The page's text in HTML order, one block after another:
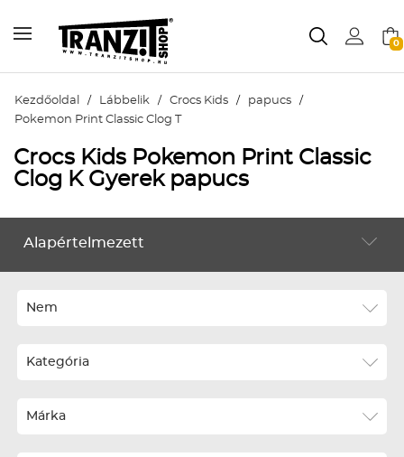
0
Kezdőoldal / Lábbelik / Crocs Kids / papucs /
Pokemon Print Classic Clog T
Crocs Kids Pokemon Print Classic
Clog K Gyerek papucs
LÁBBELIK
Alapértelmezett
Alapértelmezett
Legújabbak
Ár szerint növekvő
Nem
Kategória
Márka